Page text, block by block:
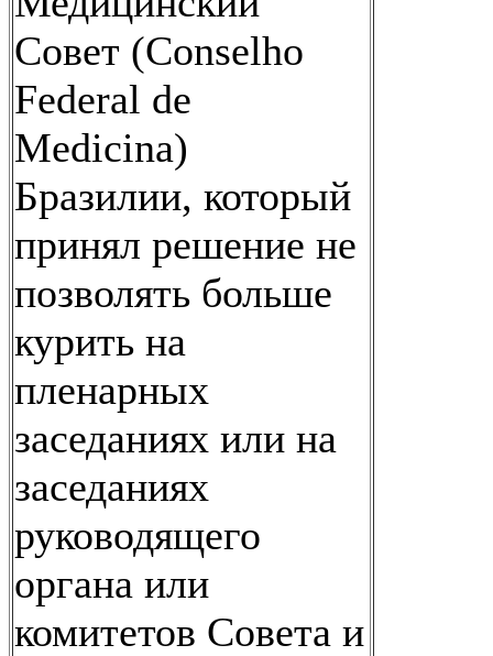
Совет (Conselho
Federal de
Medicina)
Бразилии, который
принял решение не
позволять больше
курить на
пленарных
заседаниях или на
заседаниях
руководящего
органа или
комитетов Совета и